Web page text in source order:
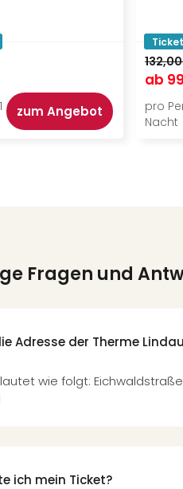
zum Angebot
ab
pro
Nacht
Fragen und
Adresse der Therme
wie folgt: Eichwaldstraße
ich mein Ticket?